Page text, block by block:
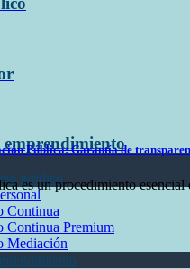
emprendimiento
jurídico
Continua
Continua Premium
Mediación
Pública: Garantía de
es un procedimiento